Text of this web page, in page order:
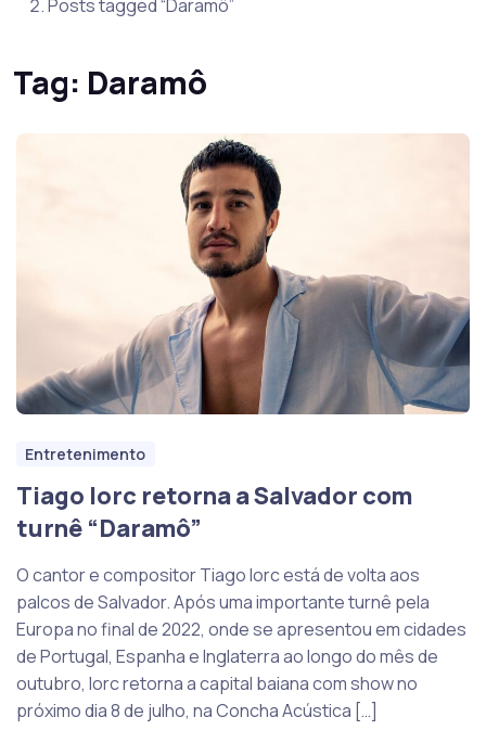
Posts tagged “Daramô”
Tag: Daramô
Entretenimento
Tiago Iorc retorna a Salvador com
turnê “Daramô”
O cantor e compositor Tiago Iorc está de volta aos
palcos de Salvador. Após uma importante turnê pela
Europa no final de 2022, onde se apresentou em cidades
de Portugal, Espanha e Inglaterra ao longo do mês de
outubro, Iorc retorna a capital baiana com show no
próximo dia 8 de julho, na Concha Acústica […]